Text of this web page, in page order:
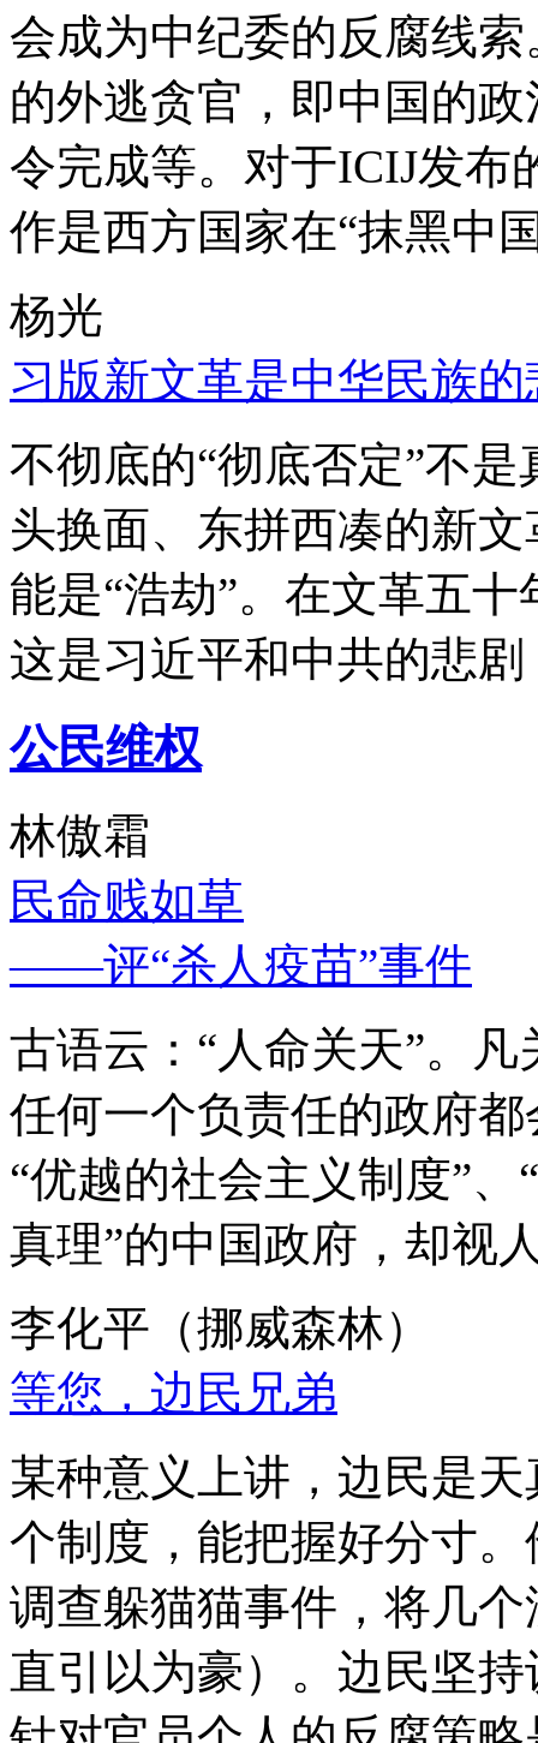
会成为中纪委的反腐线
的外逃贪官，即中国的
令完成等。对于ICIJ发布
作是西方国家在“抹黑中
杨光
习版新文革是中华民族的
不彻底的“彻底否定”不
头换面、东拼西凑的新
能是“浩劫”。在文革五
这是习近平和中共的悲
公民维权
林傲霜
民命贱如草
——评“杀人疫苗”事件
古语云：“人命关天”。
任何一个负责任的政府
“优越的社会主义制度”
真理”的中国政府，却视
李化平（挪威森林）
等您，边民兄弟
某种意义上讲，边民是
个制度，能把握好分寸
调查躲猫猫事件，将几
直引以为豪）。边民坚